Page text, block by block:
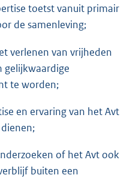
toetst vanuit primair
de samenleving;
verlenen van vrijheden
gelijkwaardige
te worden;
en ervaring van het Avt
of het Avt ook
buiten een